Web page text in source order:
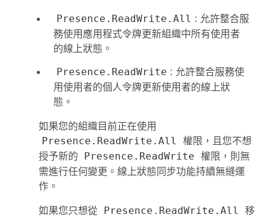
Presence.ReadWrite.All : 允許整合服
務使用應用程式令牌更新組織中所有使用者
的線上狀態。
Presence.ReadWrite : 允許整合服務使
用使用者的個人令牌更新使用者的線上狀
態。
如果您的組織目前正在使用
Presence.ReadWrite.All
權限，且您不想
授予新的
Presence.ReadWrite 權限，則無
需進行任何變更。線上狀態同步功能持續無縫運
作。
如果您只想從 Presence.ReadWrite.All
移